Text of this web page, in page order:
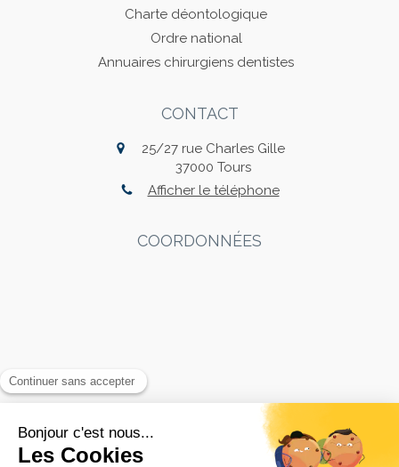
Charte déontologique
Ordre national
Annuaires chirurgiens dentistes
CONTACT
25/27 rue Charles Gille
37000 Tours
Afficher le téléphone
COORDONNÉES